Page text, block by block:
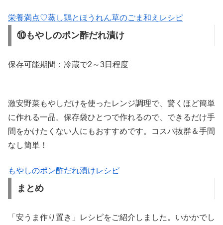
栄養満点♡蒸し鶏とほうれん草のごま和えレシピ
⑩もやしのポン酢だれ漬け
保存可能期間：冷蔵で2～3日程度
激安野菜もやしだけを使ったレンジ調理で、驚くほど簡単
に作れる一品。保存袋ひとつで作れるので、できるだけ手
間をかけたくない人にもおすすめです。コスパ抜群＆手間
なし簡単！
もやしのポン酢だれ漬けレシピ
まとめ
「安うま作り置き」レシピをご紹介しました。いかかでし